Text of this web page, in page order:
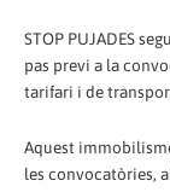
STOP PUJADES
pas previ a la
tarifari i de
Aquest
les convocatòries,